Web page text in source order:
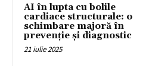
AI în lupta cu bolile
cardiace structurale: o
schimbare majoră în
prevenție și diagnostic
21 iulie 2025